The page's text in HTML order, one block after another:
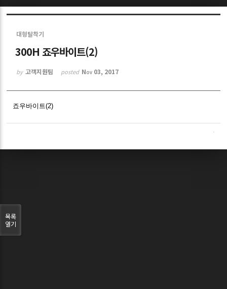
대형탈착기
300H 죠우바이트(2)
by 고객지원팀 posted Nov 03, 2017
죠우바이트(2)
목록
열기
Sketchbook5, 스케치북5
Sketchbook5, 스케치북5